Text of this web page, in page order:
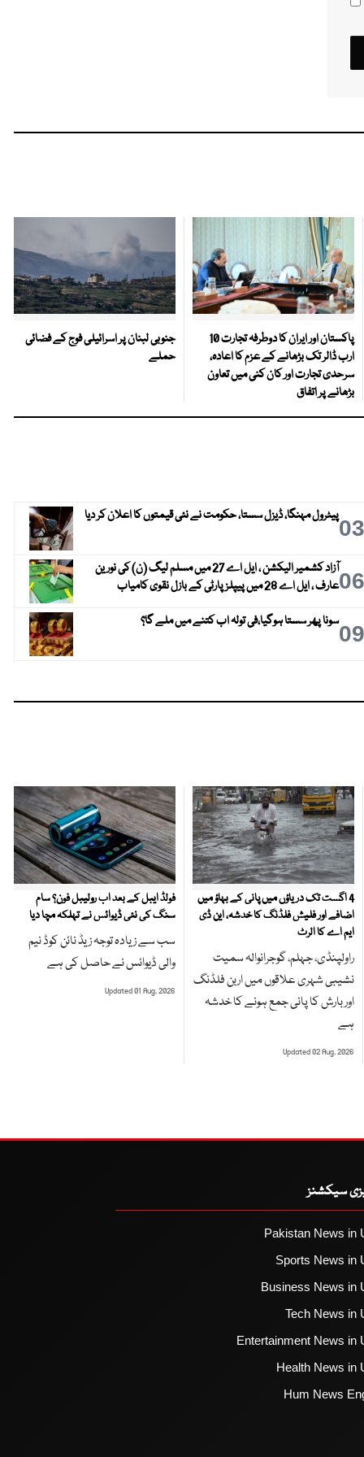
پاکستان اور ایران کا دوطرفہ تجارت 10
ارب ڈالر تک بڑھانے کے عزم کا اعادہ،
سرحدی تجارت اور کان کنی میں تعاون
بڑھانے پر اتفاق
جنوبی لبنان پر اسرائیلی فوج کے فضائی
حملے
03پیٹرول مہنگا، ڈیزل سستا، حکومت نے نئی قیمتوں کا اعلان کر دیا
06
آزاد کشمیر الیکشن ، ایل اے 27 میں مسلم لیگ (ن) کی نورین
عارف ، ایل اے 28 میں پیپلز پارٹی کے بازل نقوی کامیاب
09سونا پھر سستا ہوگیا،فی تولہ اب کتنے میں ملے گا؟
4 اگست تک دریاؤں میں پانی کے بہاؤ میں
اضافے اور فلیش فلڈنگ کا خدشہ، این ڈی
ایم اے کا الرٹ
راولپنڈی، جہلم، گوجرانوالہ سمیت
نشیبی شہری علاقوں میں اربن فلڈنگ
اور بارش کا پانی جمع ہونے کا خدشہ
ہے
Updated 02 Aug, 2026
فولڈ ایبل کے بعد اب رولیبل فون؟ سام
سنگ کی نئی ڈیوائس نے تہلکہ مچا دیا
سب سے زیادہ توجہ زیڈ نائن کوڈ نیم
والی ڈیوائس نے حاصل کی ہے
Updated 01 Aug, 2026
سیکشنز
Pakistan News in
Sports News in
Business News in
Tech News in
Entertainment News in
Health News in
Hum News